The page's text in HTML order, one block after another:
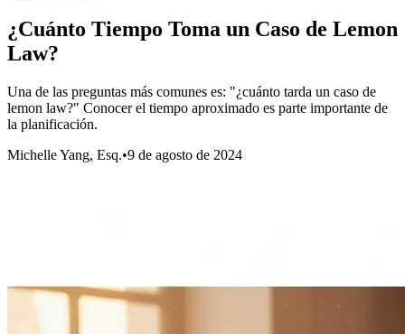
¿Cuánto Tiempo Toma un Caso de Lemon
Law?
Una de las preguntas más comunes es: "¿cuánto tarda un caso de
lemon law?" Conocer el tiempo aproximado es parte importante de
la planificación.
Michelle Yang, Esq.•9 de agosto de 2024